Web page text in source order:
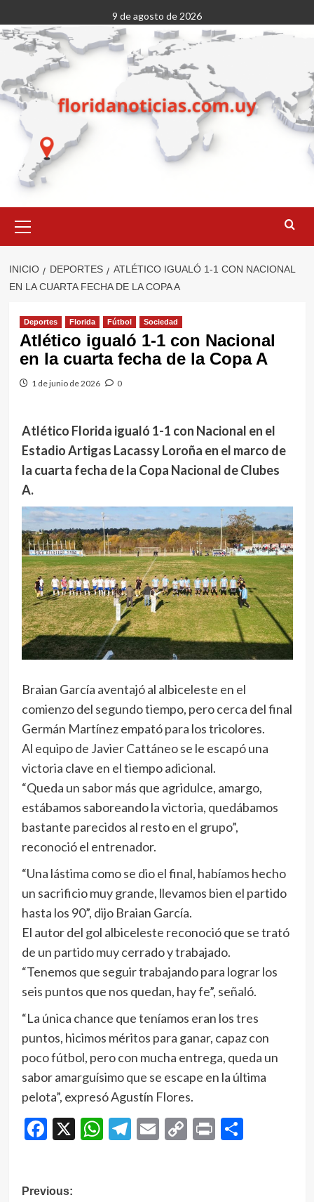
al
contenido
9 de agosto de 2026
primario
INICIO DEPORTES
ATLÉTICO IGUALÓ 1-1 CON NACIONAL
EN LA CUARTA FECHA DE LA COPA A
Deportes Florida Fútbol Sociedad
Atlético igualó 1-1 con Nacional
en la cuarta fecha de la Copa A
1 de junio de 2026 0
Atlético Florida igualó 1-1 con Nacional en el
Estadio Artigas Lacassy Loroña en el marco de
la cuarta fecha de la Copa Nacional de Clubes
A.
Braian García aventajó al albiceleste en el
comienzo del segundo tiempo, pero cerca del final
Germán Martínez empató para los tricolores.
Al equipo de Javier Cattáneo se le escapó una
victoria clave en el tiempo adicional.
“Queda un sabor más que agridulce, amargo,
estábamos saboreando la victoria, quedábamos
bastante parecidos al resto en el grupo”,
reconoció el entrenador.
“Una lástima como se dio el final, habíamos hecho
un sacrificio muy grande, llevamos bien el partido
hasta los 90”, dijo Braian García.
El autor del gol albiceleste reconoció que se trató
de un partido muy cerrado y trabajado.
“Tenemos que seguir trabajando para lograr los
seis puntos que nos quedan, hay fe”, señaló.
“La única chance que teníamos eran los tres
puntos, hicimos méritos para ganar, capaz con
poco fútbol, pero con mucha entrega, queda un
sabor amarguísimo que se escape en la última
pelota”, expresó Agustín Flores.
Facebook
X WhatsApp
Telegram
EmailCopy
Print
Navegación
Previous: